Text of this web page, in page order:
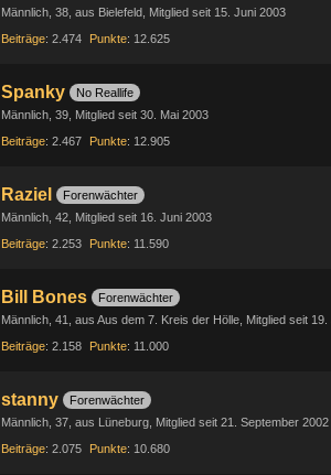
Männlich 38 aus Bielefeld
Mitglied seit 15. Juni 2003
Beiträge 2.474 Punkte 12.625
Spanky
No Reallife
Männlich 39
Mitglied seit 30. Mai 2003
Beiträge 2.467 Punkte 12.905
Raziel
Forenwächter
Männlich 42
Mitglied seit 16. Juni 2003
Beiträge 2.253 Punkte 11.590
Bill Bones
Forenwächter
Männlich 41 aus Aus dem 7. Kreis der Hölle
Mitglied seit
Beiträge 2.158 Punkte 11.000
stanny
Forenwächter
Männlich 37 aus Lüneburg
Mitglied seit 21. September 2002
Beiträge 2.075 Punkte 10.680